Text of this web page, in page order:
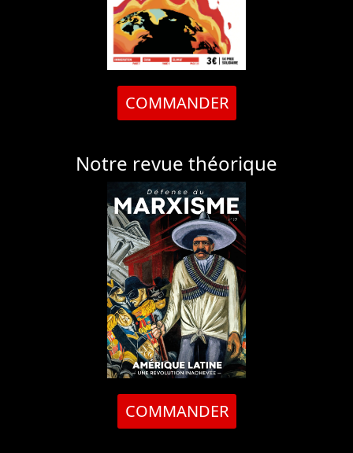
COMMANDER
Notre revue théorique
COMMANDER